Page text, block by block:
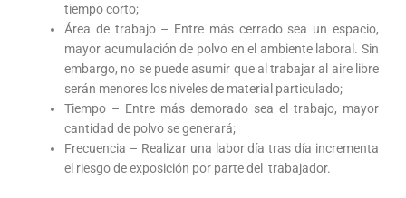
tiempo corto;
Área de trabajo – Entre más cerrado sea un espacio,
mayor acumulación de polvo en el ambiente laboral. Sin
embargo, no se puede asumir que al trabajar al aire libre
serán menores los niveles de material particulado;
Tiempo – Entre más demorado sea el trabajo, mayor
cantidad de polvo se generará;
Frecuencia – Realizar una labor día tras día incrementa
el riesgo de exposición por parte del trabajador.